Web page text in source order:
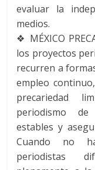
evaluar la
medios.
❖ MÉXICO
los proyectos
recurren a
empleo
precariedad
periodismo
estables y
Cuando no
periodistas